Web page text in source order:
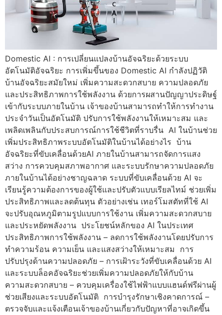
Domestic AI : การเปลี่ยนแปลงบ้านอัจฉริยะด้วยระบบ
อัตโนมัติอัจฉริยะ การเพิ่มขึ้นของ Domestic AI กำลังปฏิวัติ
บ้านอัจฉริยะสมัยใหม่ เพิ่มความสะดวกสบาย ความปลอดภัย
และประสิทธิภาพการใช้พลังงาน ด้วยการผสานปัญญาประดิษฐ์
เข้ากับระบบภายในบ้าน เจ้าของบ้านสามารถทำให้การทำงาน
ประจำวันเป็นอัตโนมัติ ปรับการใช้พลังงานให้เหมาะสม และ
เพลิดเพลินกับประสบการณ์การใช้ชีวิตที่ราบรื่น AI ในบ้านช่วย
เพิ่มประสิทธิภาพระบบอัตโนมัติในบ้านได้อย่างไร บ้าน
อัจฉริยะที่ขับเคลื่อนด้วยAI ภายในบ้านสามารถจัดการแสง
สว่าง การควบคุมสภาพอากาศ และระบบรักษาความปลอดภัย
ภายในบ้านได้อย่างชาญฉลาด ระบบที่ขับเคลื่อนด้วย AI จะ
เรียนรู้ความต้องการของผู้ใช้และปรับตัวแบบเรียลไทม์ ช่วยเพิ่ม
ประสิทธิภาพและลดต้นทุน ตัวอย่างเช่น เทอร์โมสตัทที่ใช้ AI
จะปรับอุณหภูมิตามรูปแบบการใช้งาน เพิ่มความสะดวกสบาย
และประหยัดพลังงาน ประโยชน์หลักของ AI ในประเทศ
ประสิทธิภาพการใช้พลังงาน – ลดการใช้พลังงานโดยปรับการ
ทำความร้อน ความเย็น และแสงสว่างให้เหมาะสม การ
ปรับปรุงด้านความปลอดภัย – การเฝ้าระวังที่ขับเคลื่อนด้วย AI
และระบบล็อคอัจฉริยะช่วยเพิ่มความปลอดภัยให้กับบ้าน
ความสะดวกสบาย – ควบคุมเครื่องใช้ไฟฟ้าแบบแฮนด์ฟรีผ่านผู้
ช่วยเสียงและระบบอัตโนมัติ การบำรุงรักษาเชิงคาดการณ์ –
ตรวจจับและแจ้งเตือนเจ้าของบ้านเกี่ยวกับปัญหาที่อาจเกิดขึ้น